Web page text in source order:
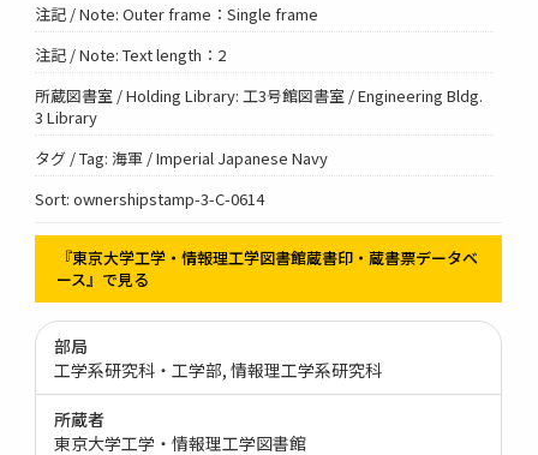
注記 / Note: Outer frame：Single frame
注記 / Note: Text length：2
所蔵図書室 / Holding Library: 工3号館図書室 / Engineering Bldg.
3 Library
タグ / Tag: 海軍 / Imperial Japanese Navy
Sort: ownershipstamp-3-C-0614
『東京大学工学・情報理工学図書館蔵書印・蔵書票データベ
ース』で見る
部局
工学系研究科・工学部 情報理工学系研究科
所蔵者
東京大学工学・情報理工学図書館